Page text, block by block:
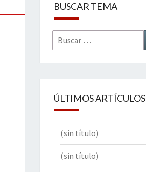
BUSCAR TEMA
Buscar
por:
ÚLTIMOS ARTÍCULOS
(sin título)
(sin título)